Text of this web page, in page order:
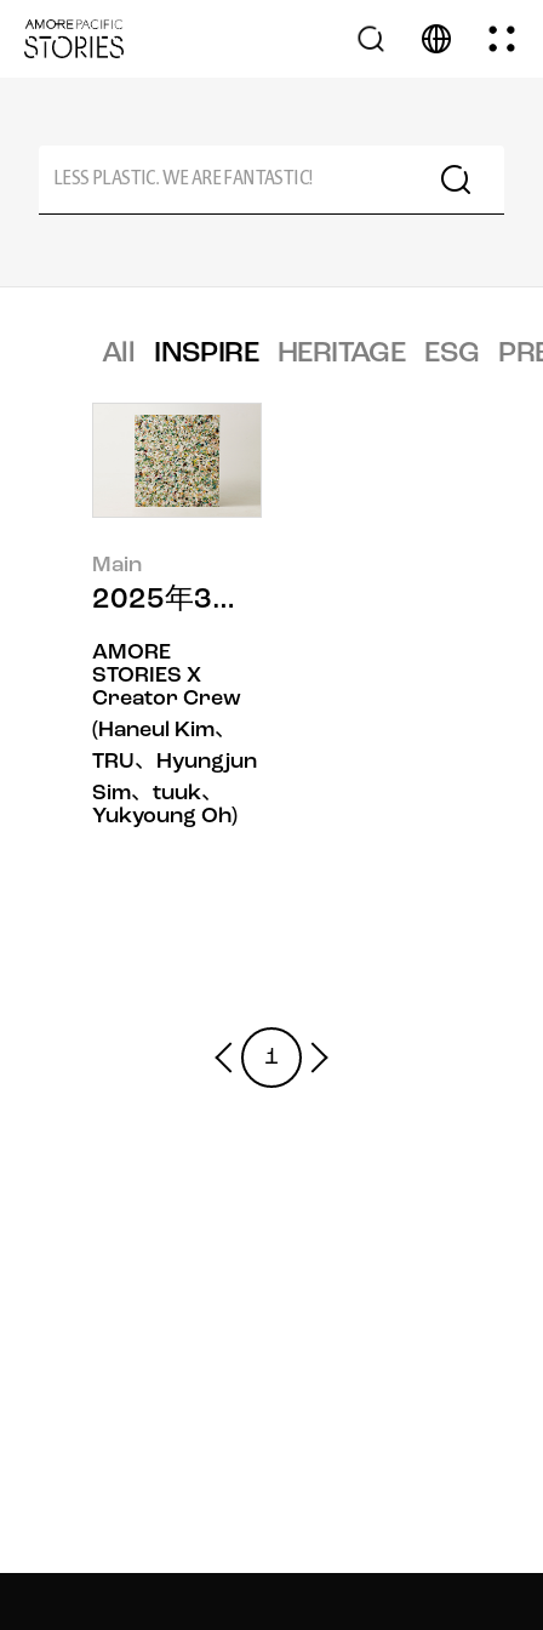
All INSPIRE HERITAGE ESG
Main
2025年3月印象
AMORE
STORIES X
Creator Crew
(Haneul Kim、
TRU、Hyungjun
Sim、tuuk、
Yukyoung Oh)
1